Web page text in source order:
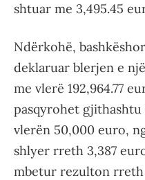
shtuar me 3,495.45
Ndërkohë,
deklaruar blerjen e
me vlerë 192,964.77
pasqyrohet
vlerën 50,000 euro,
shlyer rreth 3,387
mbetur rezulton rreth